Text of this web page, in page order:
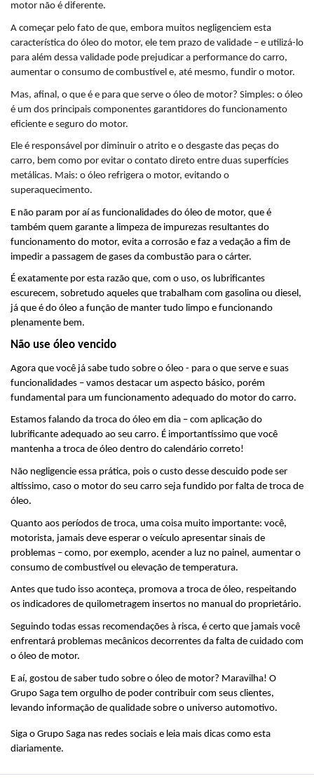
motor não é diferente.
A começar pelo fato de que, embora muitos negligenciem esta
característica do óleo do motor, ele tem prazo de validade – e utilizá-lo
para além dessa validade pode prejudicar a performance do carro,
aumentar o consumo de combustível e, até mesmo, fundir o motor.
Mas, afinal, o que é e para que serve o óleo de motor? Simples: o óleo
é um dos principais componentes garantidores do funcionamento
eficiente e seguro do motor.
Ele é responsável por diminuir o atrito e o desgaste das peças do
carro, bem como por evitar o contato direto entre duas superfícies
metálicas. Mais: o óleo refrigera o motor, evitando o
superaquecimento.
E não param por aí as funcionalidades do óleo de motor, que é
também quem garante a limpeza de impurezas resultantes do
funcionamento do motor, evita a corrosão e faz a vedação a fim de
impedir a passagem de gases da combustão para o cárter.
É exatamente por esta razão que, com o uso, os lubrificantes
escurecem, sobretudo aqueles que trabalham com gasolina ou diesel,
já que é do óleo a função de manter tudo limpo e funcionando
plenamente bem.
Não use óleo vencido
Agora que você já sabe tudo sobre o óleo - para o que serve e suas
funcionalidades – vamos destacar um aspecto básico, porém
fundamental para um funcionamento adequado do motor do carro.
Estamos falando da troca do óleo em dia – com aplicação do
lubrificante adequado ao seu carro. É importantíssimo que você
mantenha a troca de óleo dentro do calendário correto!
Não negligencie essa prática, pois o custo desse descuido pode ser
altíssimo, caso o motor do seu carro seja fundido por falta de troca de
óleo.
Quanto aos períodos de troca, uma coisa muito importante: você,
motorista, jamais deve esperar o veículo apresentar sinais de
problemas – como, por exemplo, acender a luz no painel, aumentar o
consumo de combustível ou elevação de temperatura.
Antes que tudo isso aconteça, promova a troca de óleo, respeitando
os indicadores de quilometragem insertos no manual do proprietário.
Seguindo todas essas recomendações à risca, é certo que jamais você
enfrentará problemas mecânicos decorrentes da falta de cuidado com
o óleo de motor.
E aí, gostou de saber tudo sobre o óleo de motor? Maravilha! O
Grupo Saga tem orgulho de poder contribuir com seus clientes,
levando informação de qualidade sobre o universo automotivo.
Siga o Grupo Saga nas redes sociais e leia mais dicas como esta
diariamente.